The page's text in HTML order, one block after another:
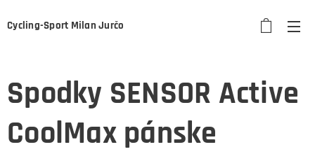
Cycling-Sport Milan Jurčo
Spodky SENSOR Active
CoolMax pánske